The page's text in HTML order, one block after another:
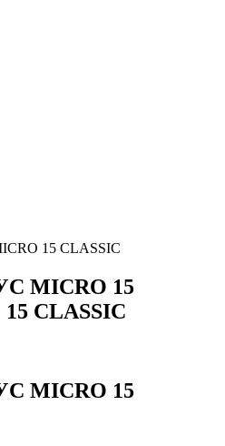
15 CLASSIC
MICRO 15
CLASSIC
MICRO 15